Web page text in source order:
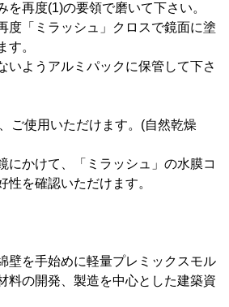
を再度(1)の要領で磨いて下さい。
度「ミラッシュ」クロスで鏡面に塗
す。
いようアルミパックに保管して下さ
ご使用いただけます。(自然乾燥
にかけて、「ミラッシュ」の水膜コ
性を確認いただけます。
壁を手始めに軽量プレミックスモル
料の開発、製造を中心とした建築資